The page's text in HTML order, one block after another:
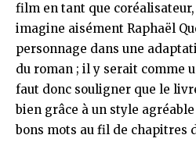
film en tant que
imagine aisément Raphaël
personnage dans une
du roman ; il y serait comme
faut donc souligner que le
bien grâce à un style
bons mots au fil de chapitres